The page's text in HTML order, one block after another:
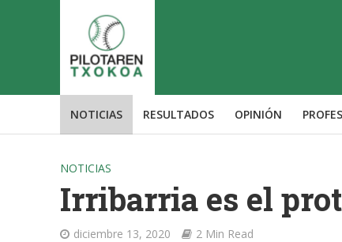
NOTICIAS RESULTADOS OPINIÓN
NOTICIAS
Irribarria es el
diciembre 13, 2020 2 Min Read